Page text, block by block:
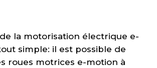
la motorisation électrique e-
simple: il est possible de
roues motrices e-motion à